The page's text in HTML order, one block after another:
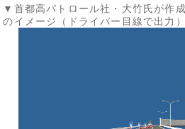
▼首都高パトロール社・大竹氏が作
のイメージ（ドライバー目線で出力）